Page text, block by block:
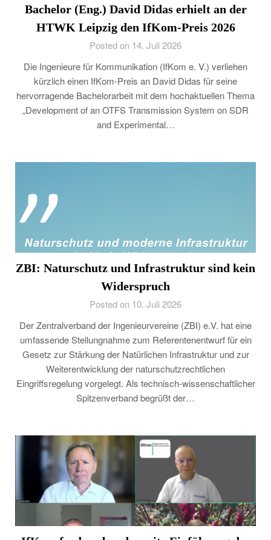
Bachelor (Eng.) David Didas erhielt an der
HTWK Leipzig den IfKom-Preis 2026
Posted on 14. Juli 2026
Die Ingenieure für Kommunikation (IfKom e. V.) verliehen
kürzlich einen IfKom-Preis an David Didas für seine
hervorragende Bachelorarbeit mit dem hochaktuellen Thema
„Development of an OTFS Transmission System on SDR
and Experimental…
ZBI: Naturschutz und Infrastruktur sind kein
Widerspruch
Posted on 10. Juli 2026
Der Zentralverband der Ingenieurvereine (ZBI) e.V. hat eine
umfassende Stellungnahme zum Referentenentwurf für ein
Gesetz zur Stärkung der Natürlichen Infrastruktur und zur
Weiterentwicklung der naturschutzrechtlichen
Eingriffsregelung vorgelegt. Als technisch-wissenschaftlicher
Spitzenverband begrüßt der…